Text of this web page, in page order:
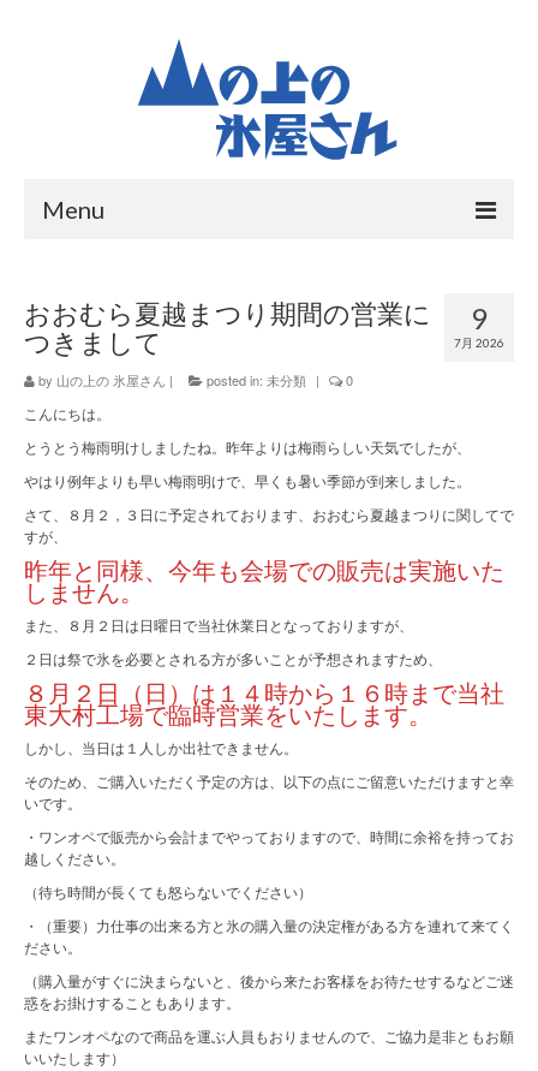
Menu
ギャラリー
お問いあわせ
氷の話
花氷
純氷
金箔入り純氷 ジパング
かき氷屋さん
会社概要
9
7月 2026
おおむら夏越まつり期間の営業に
つきまして
by 山の上の 氷屋さん | posted in: 未分類 | 0
こんにちは。
とうとう梅雨明けしましたね。昨年よりは梅雨らしい天気でしたが、
やはり例年よりも早い梅雨明けで、早くも暑い季節が到来しました。
さて、８月２，３日に予定されております、おおむら夏越まつりに関してで
すが、
昨年と同様、今年も会場での販売は実施いた
しません。
また、８月２日は日曜日で当社休業日となっておりますが、
２日は祭で氷を必要とされる方が多いことが予想されますため、
８月２日（日）は１４時から１６時まで当社
東大村工場で臨時営業をいたします。
しかし、当日は１人しか出社できません。
そのため、ご購入いただく予定の方は、以下の点にご留意いただけますと幸
いです。
・ワンオペで販売から会計までやっておりますので、時間に余裕を持ってお
越しください。
（待ち時間が長くても怒らないでください）
・（重要）力仕事の出来る方と氷の購入量の決定権がある方を連れて来てく
ださい。
（購入量がすぐに決まらないと、後から来たお客様をお待たせするなどご迷
惑をお掛けすることもあります。
またワンオペなので商品を運ぶ人員もおりませんので、ご協力是非ともお願
いいたします）